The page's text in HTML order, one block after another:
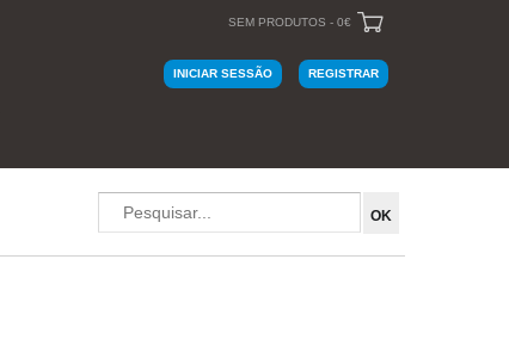
SEM PRODUTOS - 0€
INICIAR SESSÃO REGISTRAR